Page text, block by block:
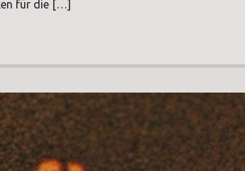
für die […]